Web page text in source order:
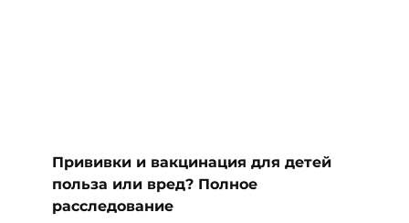
Прививки и вакцинация для детей
польза или вред? Полное
расследование